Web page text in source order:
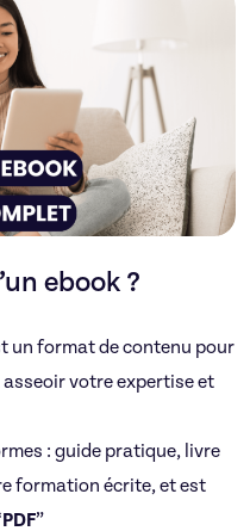
ebook ?
un format de contenu pour
votre expertise et
: guide pratique, livre
formation écrite, et est
PDF”